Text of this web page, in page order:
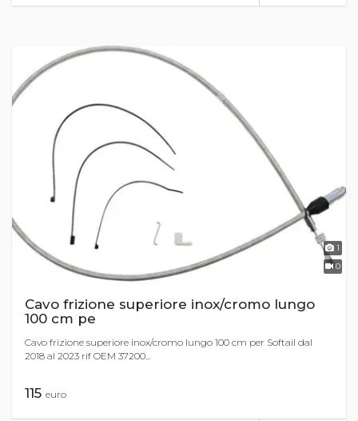
1
0
Cavo frizione superiore inox/cromo lungo
100 cm pe
Cavo frizione superiore inox/cromo lungo 100 cm per Softail dal
2018 al 2023 rif OEM 37200...
115 euro